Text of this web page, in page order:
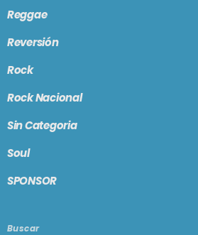
Reggae
Reversión
Rock
Rock Nacional
Sin Categoria
Soul
SPONSOR
Buscar